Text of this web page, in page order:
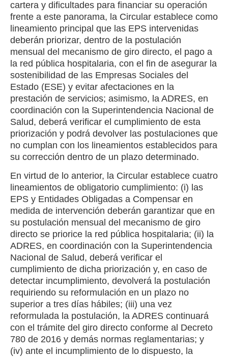
cartera y dificultades para financiar su operación
frente a este panorama, la Circular establece como
lineamiento principal que las EPS intervenidas
deberán priorizar, dentro de la postulación
mensual del mecanismo de giro directo, el pago a
la red pública hospitalaria, con el fin de asegurar la
sostenibilidad de las Empresas Sociales del
Estado (ESE) y evitar afectaciones en la
prestación de servicios; asimismo, la ADRES, en
coordinación con la Superintendencia Nacional de
Salud, deberá verificar el cumplimiento de esta
priorización y podrá devolver las postulaciones que
no cumplan con los lineamientos establecidos para
su corrección dentro de un plazo determinado.
En virtud de lo anterior, la Circular establece cuatro
lineamientos de obligatorio cumplimiento: (i) las
EPS y Entidades Obligadas a Compensar en
medida de intervención deberán garantizar que en
su postulación mensual del mecanismo de giro
directo se priorice la red pública hospitalaria; (ii) la
ADRES, en coordinación con la Superintendencia
Nacional de Salud, deberá verificar el
cumplimiento de dicha priorización y, en caso de
detectar incumplimiento, devolverá la postulación
requiriendo su reformulación en un plazo no
superior a tres días hábiles; (iii) una vez
reformulada la postulación, la ADRES continuará
con el trámite del giro directo conforme al Decreto
780 de 2016 y demás normas reglamentarias; y
(iv) ante el incumplimiento de lo dispuesto, la